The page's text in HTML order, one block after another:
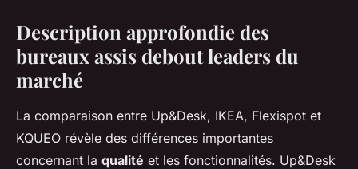
Description approfondie des
bureaux assis debout leaders du
marché
La comparaison entre Up&Desk, IKEA, Flexispot et
KQUEO révèle des différences importantes
concernant la qualité et les fonctionnalités. Up&Desk